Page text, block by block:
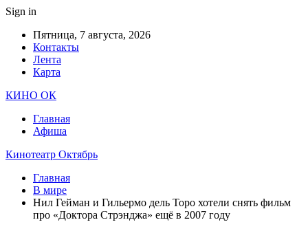
Sign in
Пятница, 7 августа, 2026
Контакты
Лента
Карта
КИНО ОК
Главная
Афиша
Кинотеатр Октябрь
Главная
В мире
Нил Гейман и Гильермо дель Торо хотели снять фильм
про «Доктора Стрэнджа» ещё в 2007 году